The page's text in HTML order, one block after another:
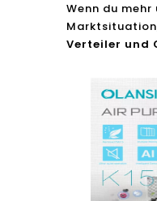
Wenn du mehr
Verteiler und